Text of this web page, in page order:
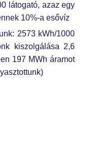
látogató, azaz egy
10%-a esővíz
2573 kWh/1000
kiszolgálása 2,6
197 MWh áramot